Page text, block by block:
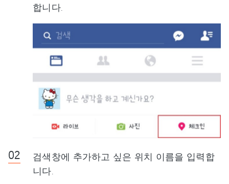
합니다.
검색창에 추가하고 싶은 위치 이름을 입력합
니다.